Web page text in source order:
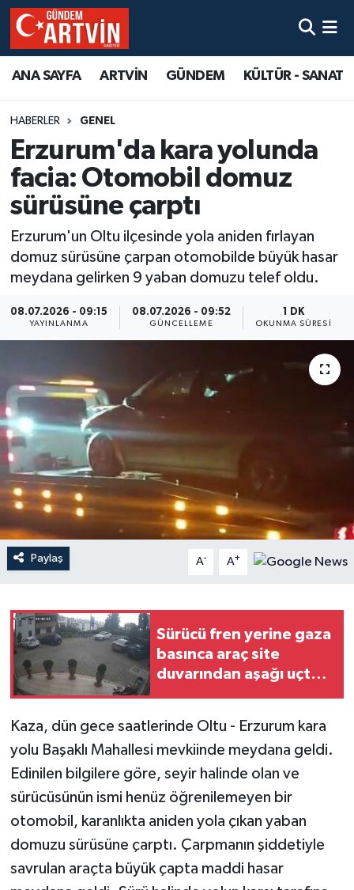
ANA SAYFA ARTVİN GÜNDEM KÜLTÜR - SANAT
HABERLER GENEL
Erzurum'da kara yolunda
facia: Otomobil domuz
sürüsüne çarptı
Erzurum'un Oltu ilçesinde yola aniden fırlayan
domuz sürüsüne çarpan otomobilde büyük hasar
meydana gelirken 9 yaban domuzu telef oldu.
08.07.2026 - 09:15
YAYINLANMA
08.07.2026 - 09:52
GÜNCELLEME
1 DK
OKUNMA SÜRESI
Paylaş A- A+
Sürücü fren yerine gaza
basınca araç site
duvarından aşağı uçtu:
Kaza, dün gece saatlerinde Oltu - Erzurum kara
yolu Başaklı Mahallesi mevkiinde meydana geldi.
Edinilen bilgilere göre, seyir halinde olan ve
sürücüsünün ismi henüz öğrenilemeyen bir
otomobil, karanlıkta aniden yola çıkan yaban
domuzu sürüsüne çarptı. Çarpmanın şiddetiyle
savrulan araçta büyük çapta maddi hasar